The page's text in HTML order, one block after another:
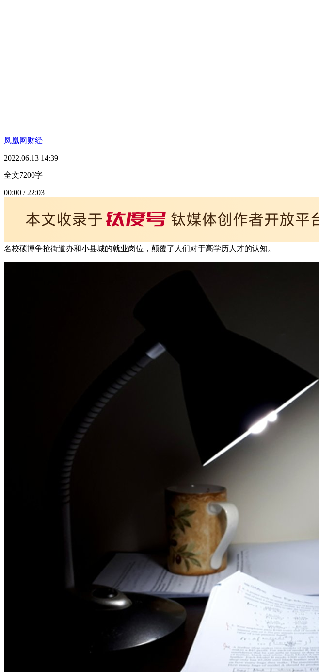
凤凰网财经
2022.06.13 14:39
全文7200字
00:00 / 22:03
名校硕博争抢街道办和小县城的就业岗位，颠覆了人们对于高学历人才的认知。